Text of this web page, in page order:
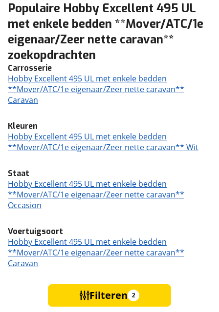
Populaire Hobby Excellent 495 UL
met enkele bedden **Mover/ATC/1e
eigenaar/Zeer nette caravan**
zoekopdrachten
Carrosserie
Hobby Excellent 495 UL met enkele bedden
**Mover/ATC/1e eigenaar/Zeer nette caravan**
Caravan
Kleuren
Hobby Excellent 495 UL met enkele bedden
**Mover/ATC/1e eigenaar/Zeer nette caravan** Wit
Staat
Hobby Excellent 495 UL met enkele bedden
**Mover/ATC/1e eigenaar/Zeer nette caravan**
Occasion
Voertuigsoort
Hobby Excellent 495 UL met enkele bedden
**Mover/ATC/1e eigenaar/Zeer nette caravan**
Caravan
Filteren 2